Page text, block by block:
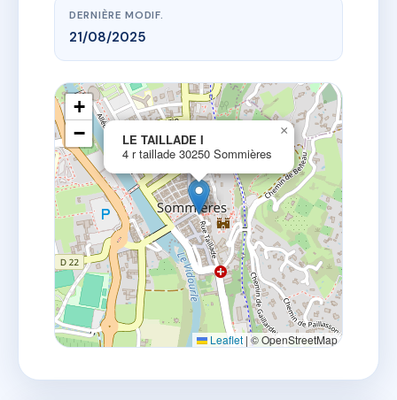
DERNIÈRE MODIF.
21/08/2025
LE TAILLADE I
4 r taillade 30250 Sommières
×
+
−
Leaflet | © OpenStreetMap